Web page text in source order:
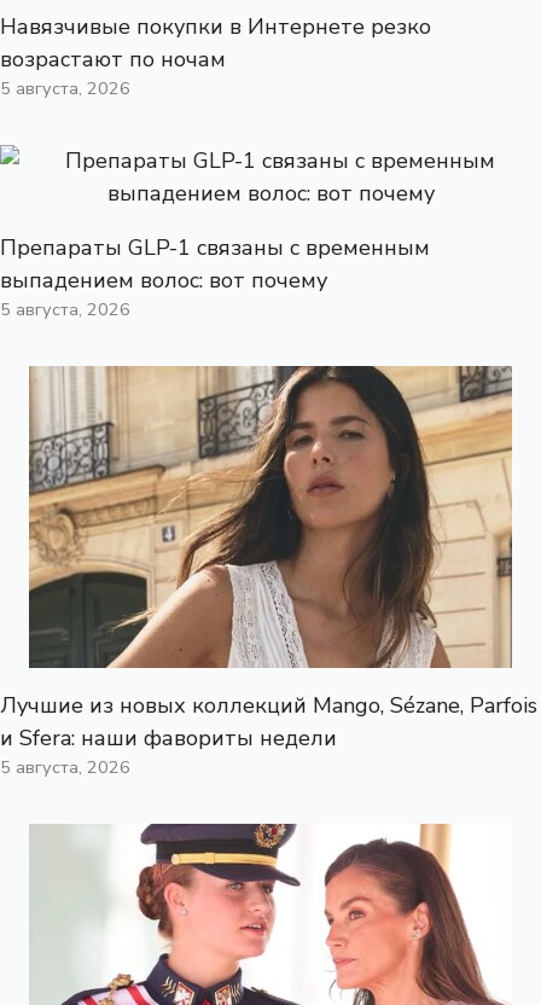
Навязчивые покупки в Интернете резко
возрастают по ночам
5 августа, 2026
Препараты GLP-1 связаны с временным
выпадением волос: вот почему
5 августа, 2026
Лучшие из новых коллекций Mango, Sézane, Parfois
и Sfera: наши фавориты недели
5 августа, 2026